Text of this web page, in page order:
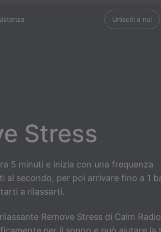
Unisciti a noi
Stress
5 minuti e inizia con una frequenza
al secondo, per poi arrivare fino a 1
a rilassarti.
Remove Stress di Calm
Facebook